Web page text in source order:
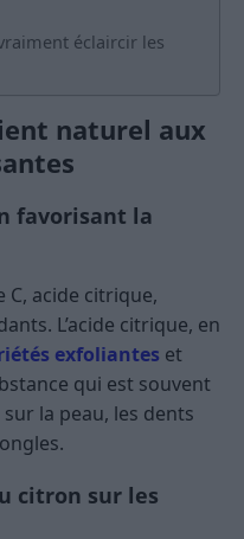
éclaircir les
naturel aux
favorisant la
C, acide citrique,
L’acide citrique, en
exfoliantes et
qui est souvent
la peau, les dents
citron sur les